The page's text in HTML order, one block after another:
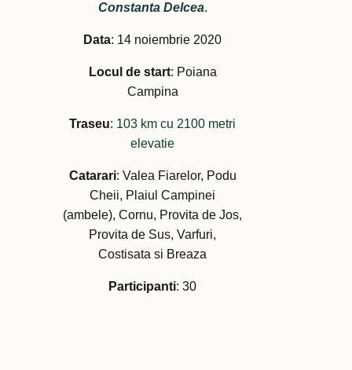
Constanta Delcea.
Data: 14 noiembrie 2020
Locul de start: Poiana
Campina
Traseu: 103 km cu 2100 metri
elevatie
Catarari: Valea Fiarelor, Podu
Cheii, Plaiul Campinei
(ambele), Cornu, Provita de Jos,
Provita de Sus, Varfuri,
Costisata si Breaza
Participanti: 30